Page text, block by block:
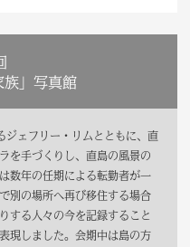
族」写真館
ジェフリー・リムとともに、直
を手づくりし、直島の風景の
数年の任期による転勤者が一
別の場所へ再び移住する場合
する人々の今を記録すること
現しました。会期中は島の方